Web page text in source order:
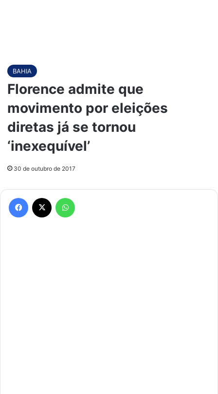
BAHIA
Florence admite que
movimento por eleições
diretas já se tornou
‘inexequível’
30 de outubro de 2017